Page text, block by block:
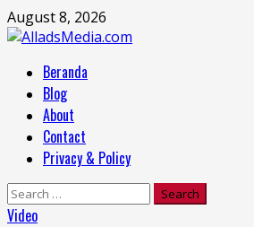
Skip
to
August 8, 2026
MenuBeranda
Blog
About
Contact
Privacy & Policy
Search
for:
Video